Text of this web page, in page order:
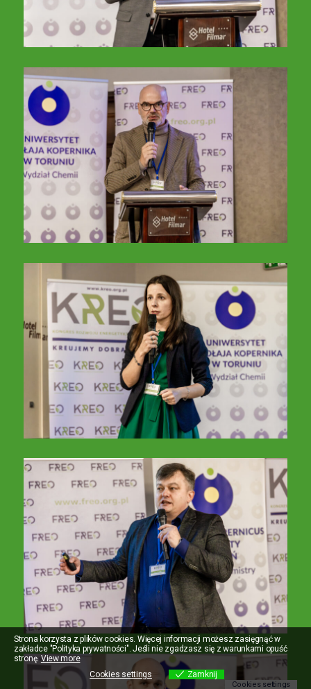
Strona korzysta z plików cookies. Więcej informacji możesz zasięgnąć w
zakładce "Polityka prywatności". Jeśli nie zgadzasz się z warunkami opuść
stronę.View more
Cookies settings
Zamknij
Cookies settings